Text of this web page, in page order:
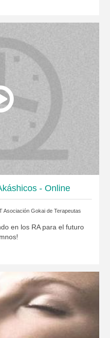
- Online
Asociación Gokai de Terapeutas
en los RA para el futuro